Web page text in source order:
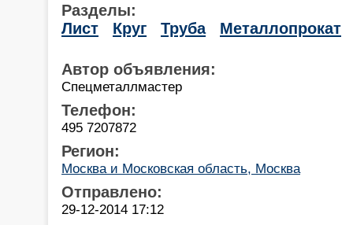
Разделы:
Лист
Круг Труба Металлопрокат
Автор объявления:
Спецметаллмастер
Телефон:
495 7207872
Регион:
Москва и Московская область, Москва
Отправлено:
29-12-2014 17:12